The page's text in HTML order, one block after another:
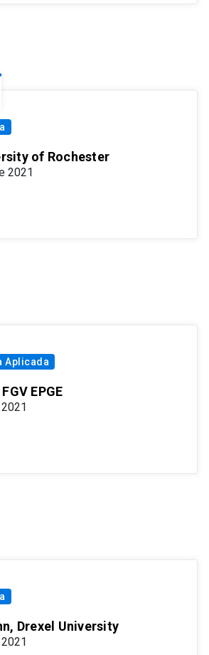
of Rochester
2021
Aplicada
EPGE
Drexel University